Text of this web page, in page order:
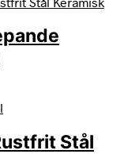
Stål